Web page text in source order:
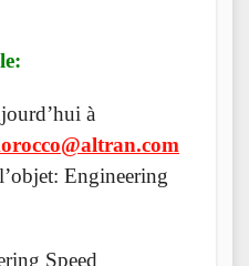
à
Engineering